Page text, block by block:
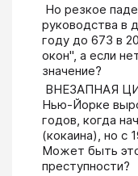
руководства в
году до 673 в
окон", а если
значение?
Нью-Йорке
годов, когда
(кокаина), но с
Может быть
преступности?